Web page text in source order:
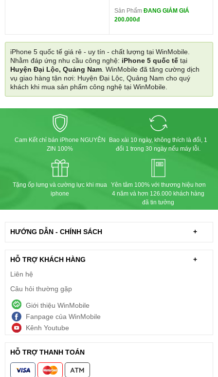
Sản Phẩm ĐANG GIẢM GIÁ
200.000đ
iPhone 5 quốc tế giá rẻ - uy tín - chất lượng tại WinMobile.
Nhằm đáp ứng nhu cầu công nghệ: iPhone 5 quốc tế tại
Huyện Đại Lộc, Quảng Nam. WinMobile đã tăng cường dịch
vụ giao hàng tận nơi: Huyện Đại Lộc, Quảng Nam cho quý
khách khi mua sản phẩm công nghệ tại WinMobile.
Cam Kết chỉ bán iPhone NGUYÊN
ZIN 100%
Bao xài 10 ngày, không thích là đổi, 1
đổi 1 trong 30 ngày nếu máy lỗi.
Tặng ốp lưng và cường lực khi mua
iphone
Yên tâm 100% với thương hiệu hơn
4 năm và hơn 126.000 khách hàng
đã tin tưởng
HƯỚNG DẪN - CHÍNH SÁCH +
HỖ TRỢ KHÁCH HÀNG
+
Liên hệ
Câu hỏi thường gặp
Giới thiệu WinMobile
Fanpage của WinMobile
Kênh Youtube
HỖ TRỢ THANH TOÁN